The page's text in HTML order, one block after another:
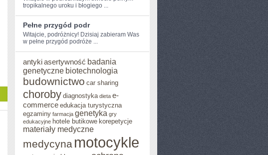
tropikalnego uroku i błogiego ...
Pełne przygód podr
Witajcie, ⁤podróżnicy! Dzisiaj ‌zabieram​ Was
w pełne przygód podróże ...
antykiasertywność badania
genetyczne biotechnologia
budownictwo car sharing
choroby diagnostyka dieta e-
commerce edukacja turystyczna
egzaminy farmacja genetyka gry
edukacyjne hotele butikowe korepetycje
materiały medyczne
medycyna motocykle